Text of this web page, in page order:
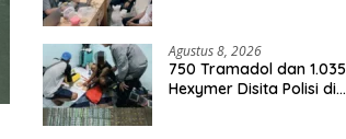
Agustus 8, 2026
750 Tramadol dan 1.035
Hexymer Disita Polisi di